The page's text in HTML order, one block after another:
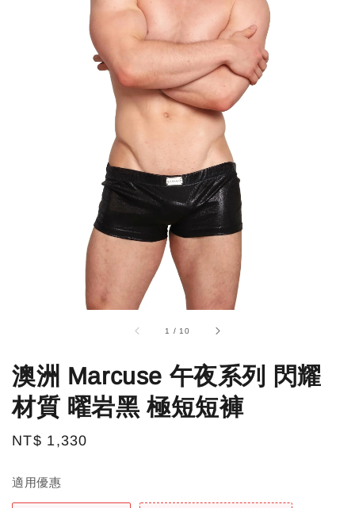
1 / 10
澳洲 Marcuse 午夜系列 閃耀
材質 曜岩黑 極短短褲
Regular
NT$ 1,330
適用優惠